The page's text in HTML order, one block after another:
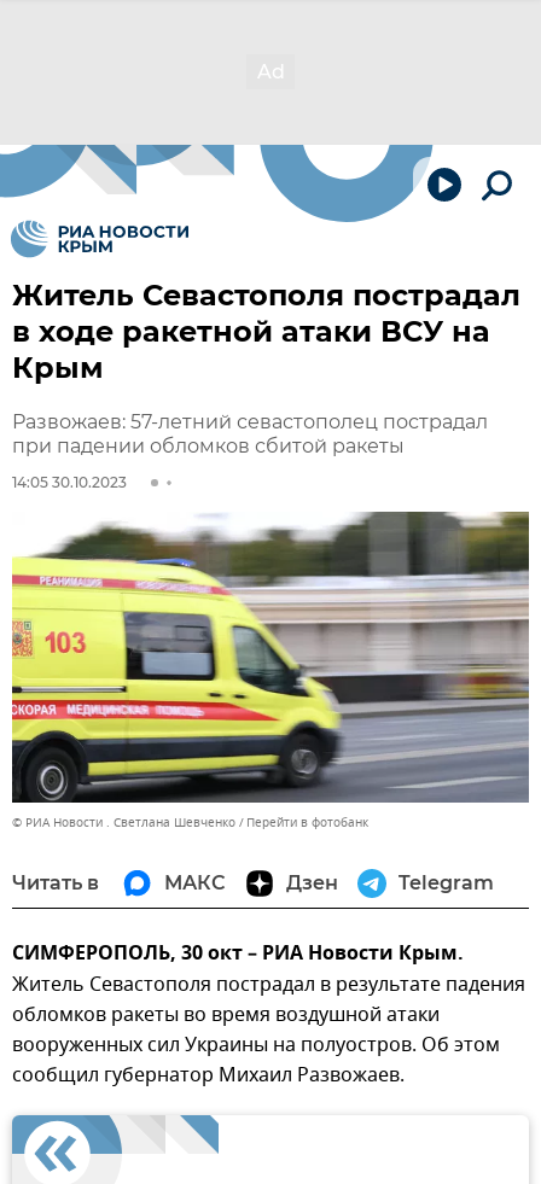
Житель Севастополя пострадал
в ходе ракетной атаки ВСУ на
Крым
Развожаев: 57-летний севастополец пострадал
при падении обломков сбитой ракеты
14:05 30.10.2023
© РИА Новости . Светлана Шевченко Перейти в фотобанк
Читать в МАКС Дзен Telegram
СИМФЕРОПОЛЬ, 30 окт – РИА Новости Крым.
Житель Севастополя пострадал в результате падения
обломков ракеты во время воздушной атаки
вооруженных сил Украины на полуостров. Об этом
сообщил губернатор Михаил Развожаев.